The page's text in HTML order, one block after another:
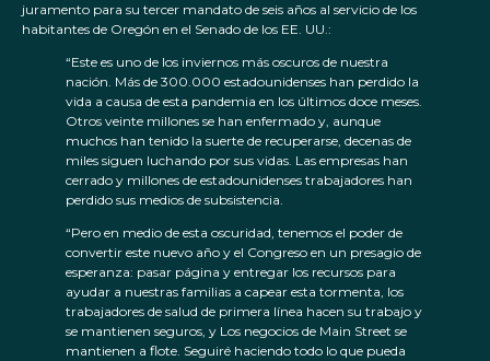
juramento para su tercer mandato de seis años al servicio de los
habitantes de Oregón en el Senado de los EE. UU.:
“Este es uno de los inviernos más oscuros de nuestra
nación. Más de 300.000 estadounidenses han perdido la
vida a causa de esta pandemia en los últimos doce meses.
Otros veinte millones se han enfermado y, aunque
muchos han tenido la suerte de recuperarse, decenas de
miles siguen luchando por sus vidas. Las empresas han
cerrado y millones de estadounidenses trabajadores han
perdido sus medios de subsistencia.
“Pero en medio de esta oscuridad, tenemos el poder de
convertir este nuevo año y el Congreso en un presagio de
esperanza: pasar página y entregar los recursos para
ayudar a nuestras familias a capear esta tormenta, los
trabajadores de salud de primera línea hacen su trabajo y
se mantienen seguros, y Los negocios de Main Street se
mantienen a flote. Seguiré haciendo todo lo que pueda